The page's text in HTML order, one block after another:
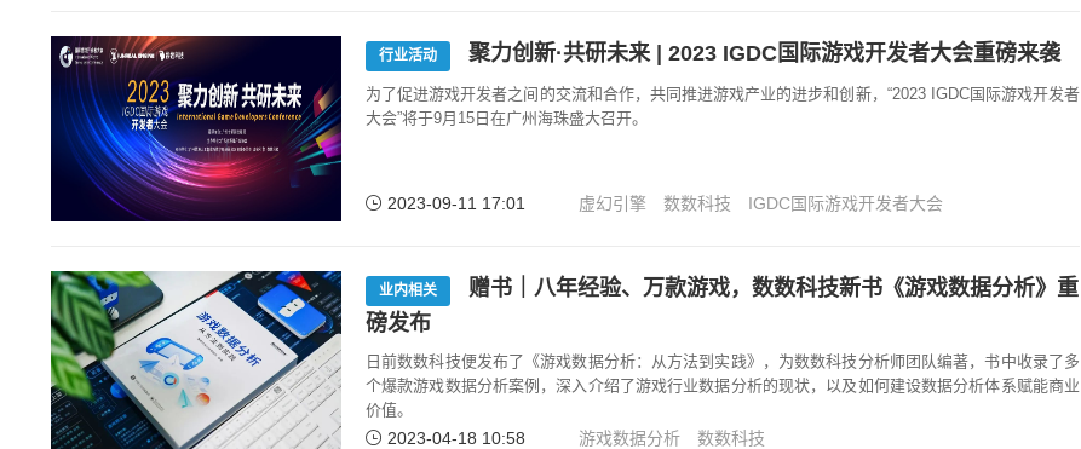
行业活动 聚力创新·共研未来 | 2023 IGDC国际游戏开发者大会重磅来袭
为了促进游戏开发者之间的交流和合作，共同推进游戏产业的进步和创新，“2023 IGDC国际游戏开发者
大会”将于9月15日在广州海珠盛大召开。
2023-09-11 17:01 虚幻引擎 数数科技 IGDC国际游戏开发者大会
业内相关
赠书｜八年经验、万款游戏，数数科技新书《游戏数据分析》重
磅发布
日前数数科技便发布了《游戏数据分析：从方法到实践》，为数数科技分析师团队编著，书中收录了多
个爆款游戏数据分析案例，深入介绍了游戏行业数据分析的现状，以及如何建设数据分析体系赋能商业
价值。
2023-04-18 10:58 游戏数据分析 数数科技